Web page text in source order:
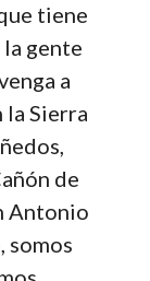
tiene
gente
a
la Sierra
de
Antonio
somos